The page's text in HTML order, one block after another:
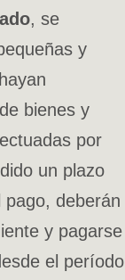
, se
y
bienes y
por
un plazo
deberán
y pagarse
el período